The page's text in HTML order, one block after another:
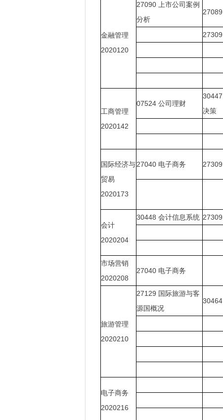
金融管理
2020120
27090
上市公司案例
分析
27089
27309
工商管理
2020142
07524 公司理财
30447
决策
国际经济与
贸易
2020173
27040 电子商务 27309
会计
2020204
30448 会计信息系统 27309
市场营销
2020208
27040 电子商务
旅游管理
2020210
27129 国际旅游与客
源国概况
30464
电子商务
2020216